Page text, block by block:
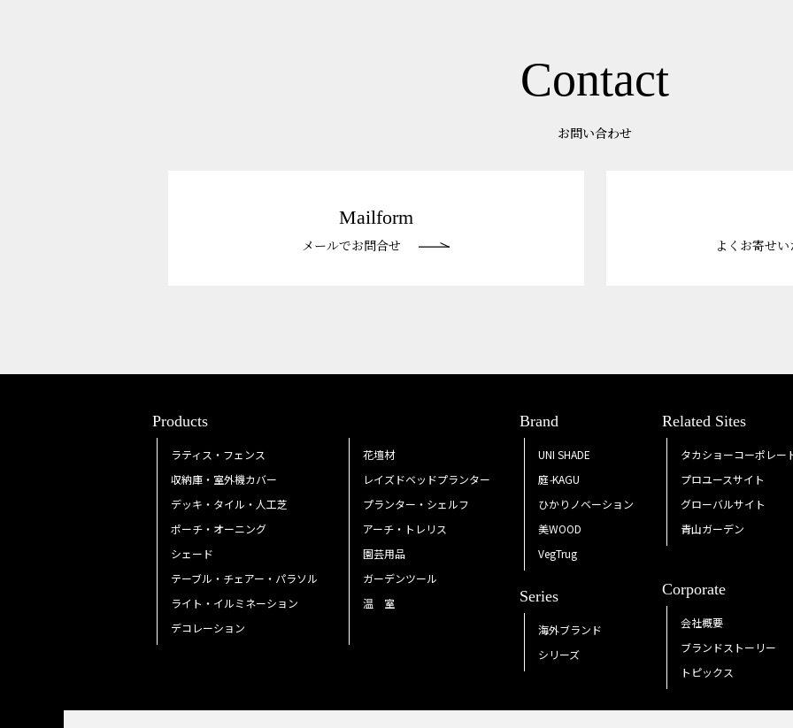
Contact
お問い合わせ
Mailform
メールでお問合せ よくお寄せ
Products
ラティス・フェンス
収納庫・室外機カバー
デッキ・タイル・人工芝
ポーチ・オーニング
シェード
テーブル・チェアー・パラソル
ライト・イルミネーション
デコレーション
花壇材
レイズドベッドプランター
プランター・シェルフ
アーチ・トレリス
園芸用品
ガーデンツール
温 室
Brand
UNI SHADE
庭-KAGU
ひかりノベーション
美WOOD
VegTrug
Series
海外ブランド
シリーズ
Related Sites
タカショーコーポレー
プロユースサイト
グローバルサイト
青山ガーデン
Corporate
会社概要
ブランドストーリー
トピックス